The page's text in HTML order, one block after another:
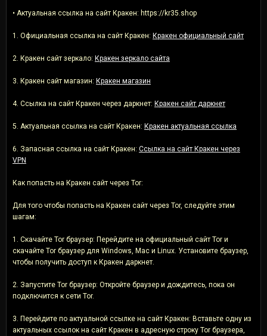
• Актуальная ссылка на сайт Кракен: https://kr35.shop
1. Официальная ссылка на сайт Кракен: Кракен официальный сайт
2. Кракен сайт зеркало: Кракен зеркало сайта
3. Кракен сайт магазин: Кракен магазин
4. Ссылка на сайт Кракен через даркнет: Кракен сайт даркнет
5. Актуальная ссылка на сайт Кракен: Кракен актуальная ссылка
6. Запасная ссылка на сайт Кракен: Ссылка на сайт Кракен через
VPN
Как попасть на Кракен сайт через Tor:
Для того чтобы попасть на Кракен сайт через Tor, следуйте этим
шагам:
1. Скачайте Tor браузер: Перейдите на официальный сайт Tor и
скачайте Tor браузер для Windows, Mac и Linux. Установите браузер,
чтобы получить доступ к Кракен даркнет.
2. Запустите Tor браузер: Откройте браузер и дождитесь, пока он
подключится к сети Tor.
3. Перейдите по актуальной ссылке на сайт Кракен: Вставьте одну из
актуальных ссылок на сайт Кракен в адресную строку Tor браузера,